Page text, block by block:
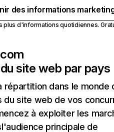
des informations
plus d'informations quotidiennes.
site web par pays
répartition dans le monde
du site web de vos
à exploiter les
principale de